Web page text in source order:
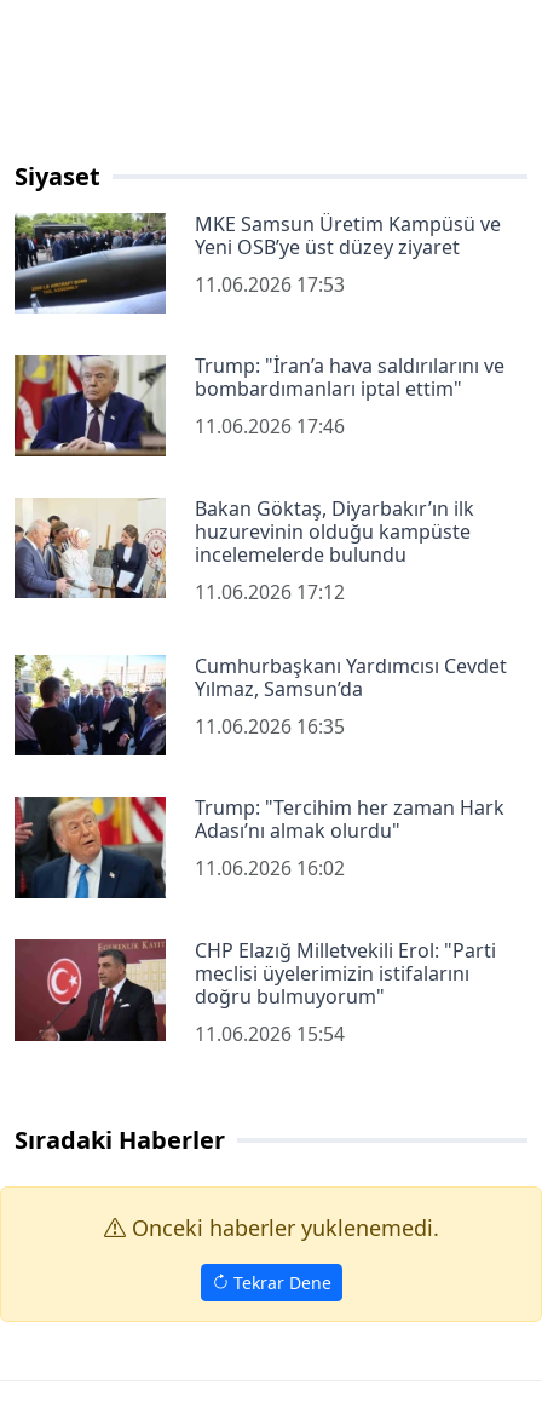
Siyaset
MKE Samsun Üretim Kampüsü ve
Yeni OSB’ye üst düzey ziyaret
11.06.2026 17:53
Trump: "İran’a hava saldırılarını ve
bombardımanları iptal ettim"
11.06.2026 17:46
Bakan Göktaş, Diyarbakır’ın ilk
huzurevinin olduğu kampüste
incelemelerde bulundu
11.06.2026 17:12
Cumhurbaşkanı Yardımcısı Cevdet
Yılmaz, Samsun’da
11.06.2026 16:35
Trump: "Tercihim her zaman Hark
Adası’nı almak olurdu"
11.06.2026 16:02
CHP Elazığ Milletvekili Erol: "Parti
meclisi üyelerimizin istifalarını
doğru bulmuyorum"
11.06.2026 15:54
Sıradaki Haberler
Onceki haberler yuklenemedi.
Tekrar Dene